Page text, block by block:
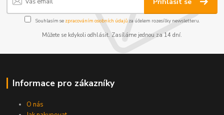
Souhlasím se zpracováním osobních údajůza účelem rozesílky newsletteru.
Můžete se kdykoli odhlásit. Zasíláme jednou za 14 dní.
Informace pro zákazníky
O nás